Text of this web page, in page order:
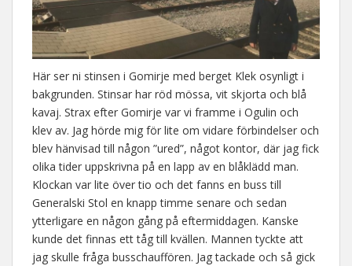
Här ser ni stinsen i Gomirje med berget Klek osynligt i
bakgrunden. Stinsar har röd mössa, vit skjorta och blå
kavaj. Strax efter Gomirje var vi framme i Ogulin och
klev av. Jag hörde mig för lite om vidare förbindelser och
blev hänvisad till någon ”ured”, något kontor, där jag fick
olika tider uppskrivna på en lapp av en blåklädd man.
Klockan var lite över tio och det fanns en buss till
Generalski Stol en knapp timme senare och sedan
ytterligare en någon gång på eftermiddagen. Kanske
kunde det finnas ett tåg till kvällen. Mannen tyckte att
jag skulle fråga busschauffören. Jag tackade och så gick